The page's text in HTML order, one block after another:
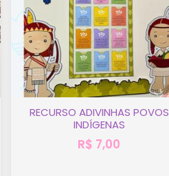
RECURSO ADIVINHAS POVOS
INDÍGENAS
R$ 7,00